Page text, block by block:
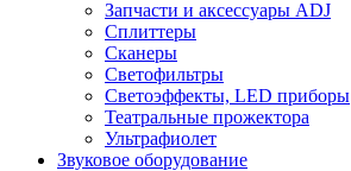
Запчасти и аксессуары ADJ
Сплиттеры
Сканеры
Светофильтры
Светоэффекты, LED приборы
Театральные прожектора
Ультрафиолет
Звуковое оборудование